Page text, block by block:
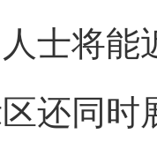
士将能
还同时